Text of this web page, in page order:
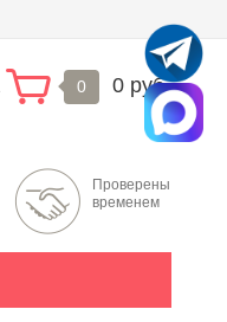
0 0 руб.
Проверены
временем